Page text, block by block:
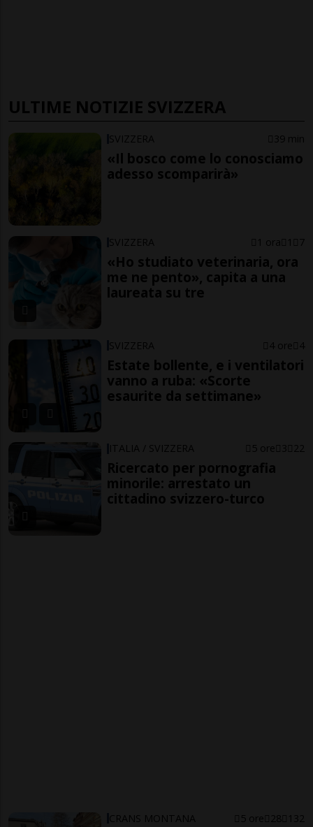
ULTIME NOTIZIE SVIZZERA
SVIZZERA 39 min
«Il bosco come lo conosciamo
adesso scomparirà»
SVIZZERA 1 ora 1 7
«Ho studiato veterinaria, ora
me ne pento», capita a una
laureata su tre
SVIZZERA 4 ore 4
Estate bollente, e i ventilatori
vanno a ruba: «Scorte
esaurite da settimane»
ITALIA / SVIZZERA 5 ore 3 22
Ricercato per pornografia
minorile: arrestato un
cittadino svizzero-turco
CRANS MONTANA 5 ore 28 132